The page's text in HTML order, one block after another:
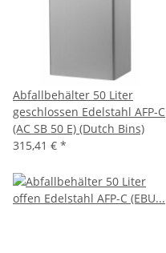
Abfallbehälter 50 Liter
geschlossen Edelstahl AFP-C
(AC SB 50 E) (Dutch Bins)
315,41 € *